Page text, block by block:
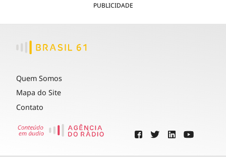
PUBLICIDADE
Quem Somos
Mapa do Site
Contato